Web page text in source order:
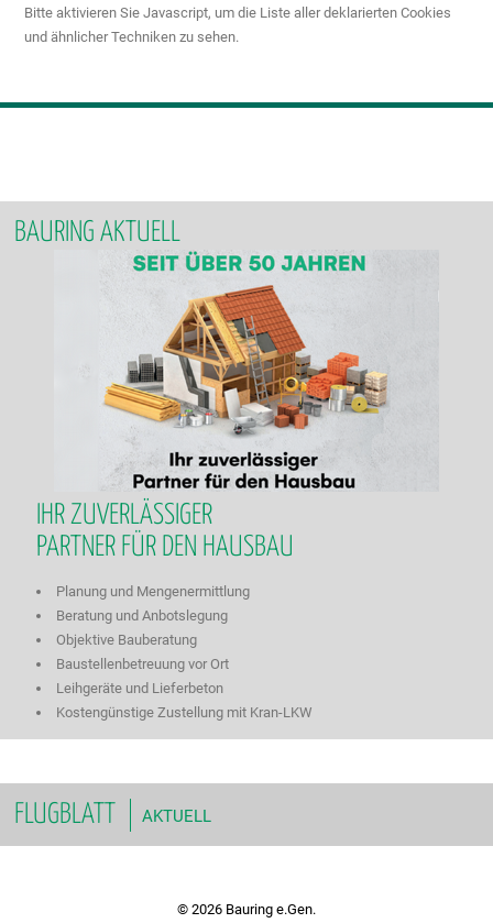
Bitte aktivieren Sie Javascript, um die Liste aller deklarierten Cookies
und ähnlicher Techniken zu sehen.
BAURING AKTUELL
IHR ZUVERLÄSSIGER
PARTNER FÜR DEN HAUSBAU
Planung und Mengenermittlung
Beratung und Anbotslegung
Objektive Bauberatung
Baustellenbetreuung vor Ort
Leihgeräte und Lieferbeton
Kostengünstige Zustellung mit Kran-LKW
FLUGBLATT AKTUELL
© 2026 Bauring e.Gen.